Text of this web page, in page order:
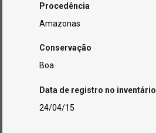
Procedência
Amazonas
Conservação
Boa
Data de registro no inventário
24/04/15